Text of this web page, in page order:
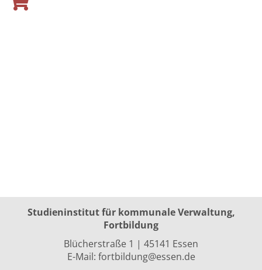
Studieninstitut für kommunale Verwaltung,
Fortbildung
Blücherstraße 1 | 45141 Essen
E-Mail: fortbildung@essen.de